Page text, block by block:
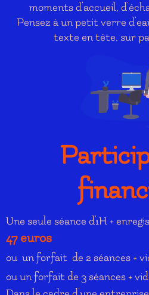
moments d'accueil,
Pensez à un petit verre
texte en tête, sur
Une seule séance d'1H +
47 euros
ou un forfait de 2 séances +
ou un forfait de 3 séances +